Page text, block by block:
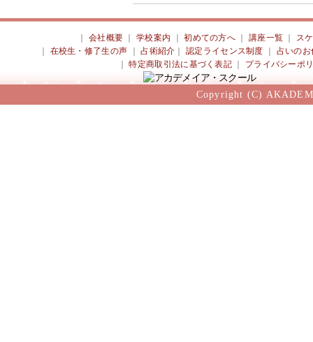
会社概要 ｜学校案内 ｜初めての方へ 講座一覧
ス
在校生・修了生の声 ｜占術紹介 ｜認定ライセンス制度
占いのお
｜特定商取引法に基づく表記 プライバシーポ
Copyright (C)